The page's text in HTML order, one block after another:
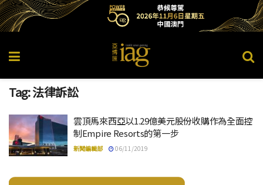
Tag:法律訴訟
雲頂馬來西亞以1.29億美元股份收購作為全面控
制Empire Resorts的第一步
新聞編輯部 06/11/2019